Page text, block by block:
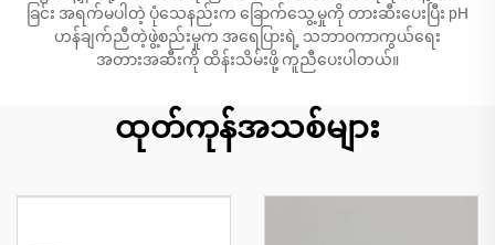
ခြင်း အရက်မပါတဲ့ ပုံသေနည်းက ခြောက်သွေ့မှုကို တားဆီးပေးပြီး pH
ဟန်ချက်ညီတဲ့ဖွဲ့စည်းမှုက အရေပြားရဲ့ သဘာဝကာကွယ်ရေး
အတားအဆီးကို ထိန်းသိမ်းဖို့ ကူညီပေးပါတယ်။
ထုတ်ကုန်အသစ်များ